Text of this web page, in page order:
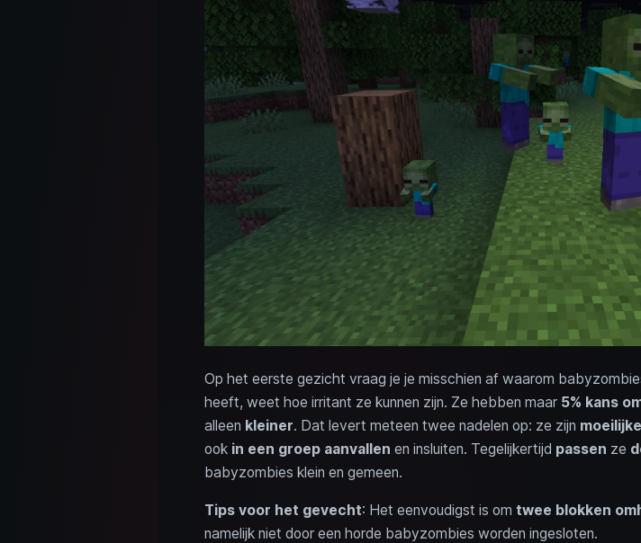
Op het eerste gezicht vraag je je misschien af waarom
heeft, weet hoe irritant ze kunnen zijn. Ze hebben maar 5% kans
alleen kleiner. Dat levert meteen twee nadelen op: ze zijn
ook in een groep aanvallen en insluiten. Tegelijkertijd passen ze
babyzombies klein en gemeen.
Tips voor het gevecht: Het eenvoudigst is om twee blokken
namelijk niet door een horde babyzombies worden ingesloten.